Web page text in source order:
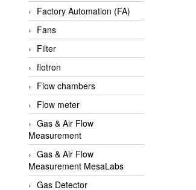
AQ Matic
Aqualabo Vietnam
Aquametro
ARCA Regler
Arcos Hydraulik
Ardetem-Sfere-Vietnam
Argal
AS ENERGI
ASCO CO2
Asker
Factory Automation (FA)
Fans
Filter
flotron
Flow chambers
Flow meter
Gas & Air Flow
Measurement
Gas & Air Flow
Measurement MesaLabs
Gas Detector